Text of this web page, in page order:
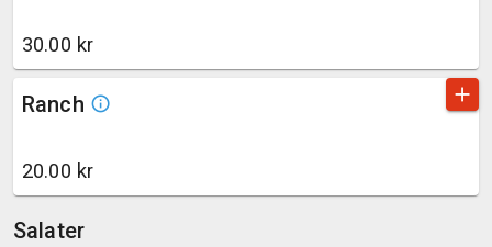
30.00 kr
Ranch info_outline
20.00 kr
add
Salater